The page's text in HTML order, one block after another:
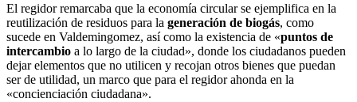
El regidor remarcaba que la economía circular se ejemplifica en la
reutilización de residuos para la generación de biogás, como
sucede en Valdemingomez, así como la existencia de «puntos de
intercambio a lo largo de la ciudad», donde los ciudadanos pueden
dejar elementos que no utilicen y recojan otros bienes que puedan
ser de utilidad, un marco que para el regidor ahonda en la
«concienciación ciudadana».